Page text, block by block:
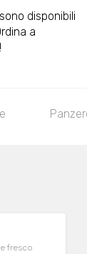
disponibili
a
fresco